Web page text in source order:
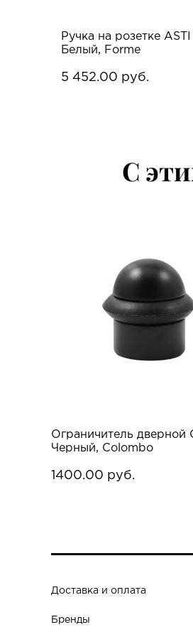
Ручка на розетке
Белый, Forme
5 452.00 руб.
С
Ограничитель дверной
Черный, Colombo
1400.00 руб.
Доставка и оплата
Бренды